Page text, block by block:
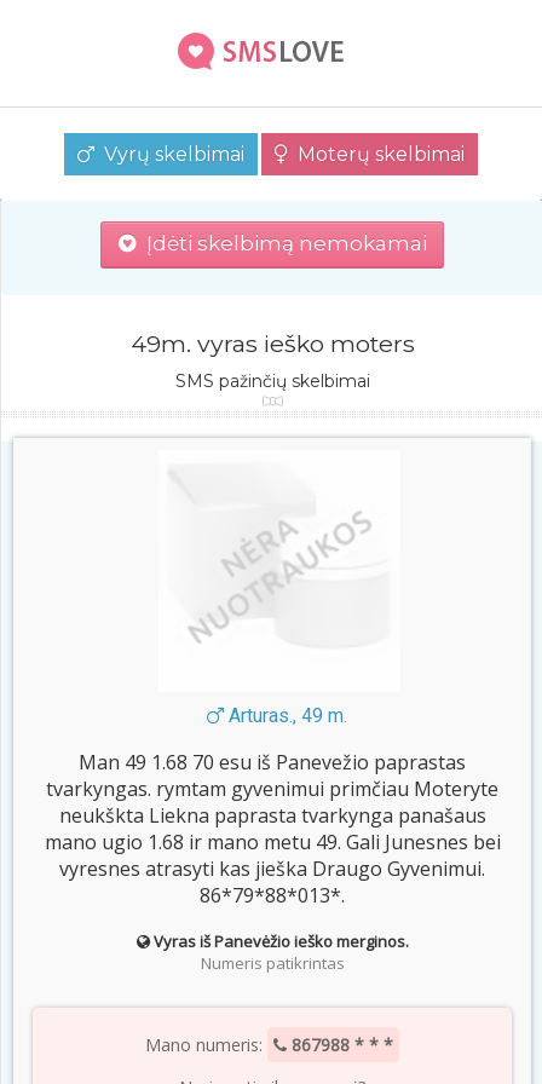
Vyrų skelbimai Moterų skelbimai
Įdėti skelbimą nemokamai
49m. vyras ieško moters
SMS pažinčių skelbimai
Arturas., 49 m.
Man 49 1.68 70 esu iš Panevežio paprastas
tvarkyngas. rymtam gyvenimui primčiau Moteryte
neukškta Liekna paprasta tvarkynga panašaus
mano ugio 1.68 ir mano metu 49. Gali Junesnes bei
vyresnes atrasyti kas jieška Draugo Gyvenimui.
86*79*88*013*.
Vyras iš Panevėžio ieško merginos.
Numeris patikrintas
Mano numeris:
867988 * * *